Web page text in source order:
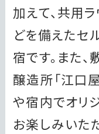
加えて、共用
どを備えたセ
宿です。また
醸造所「江口
や宿内でオリ
お楽しみいた